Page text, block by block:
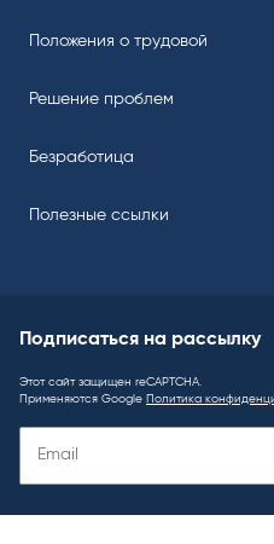
Положения о трудовой
Решение проблем
Безработица
Полезные ссылки
Подписаться на рассылку
Этот сайт защищен reCAPTCHA.
Применяются Google Политика